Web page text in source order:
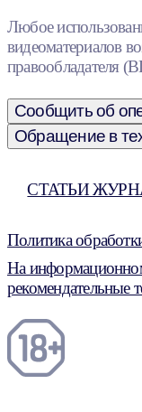
Любое
видеоматериалов
правообладателя
Сообщить об
Обращение в
СТАТЬИ
Политика
На
рекомендательные